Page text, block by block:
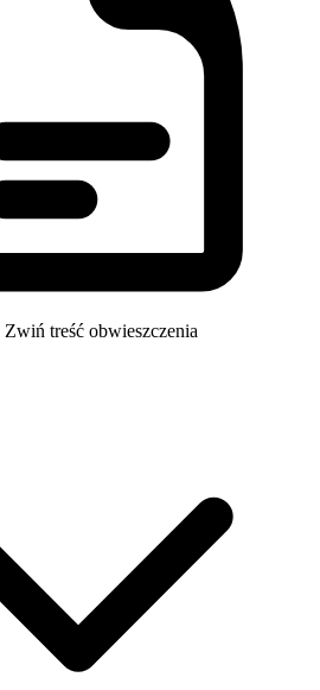
Zwiń treść obwieszczenia